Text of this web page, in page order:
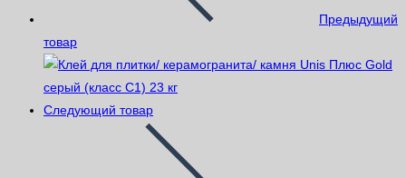
Предыдущий
товар
Следующий товар